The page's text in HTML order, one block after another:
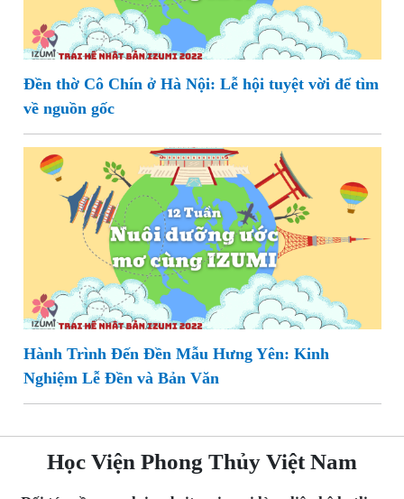
Đền thờ Cô Chín ở Hà Nội: Lễ hội tuyệt vời để tìm
về nguồn gốc
Hành Trình Đến Đền Mẫu Hưng Yên: Kinh
Nghiệm Lễ Đền và Bản Văn
Học Viện Phong Thủy Việt Nam